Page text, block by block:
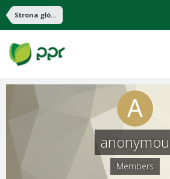
Strona główna
anonymou
Members